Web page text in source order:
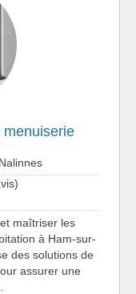
menuiserie
maîtriser les
à Ham-sur-
des solutions de
assurer une